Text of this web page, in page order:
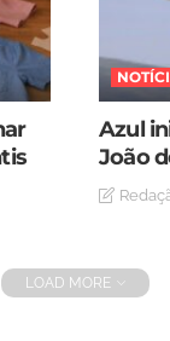
Azul
João
LOAD MORE